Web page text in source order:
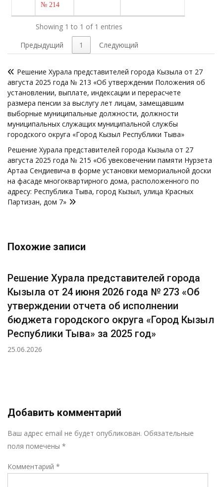
№ 214
Showing 1 to 1 of 1 entries
Предыдущий
1 Следующий
по
записям
Решение Хурала представителей города Кызыла от 27
августа 2025 года № 213 «Об утверждении Положения об
установлении, выплате, индексации и перерасчете
размера пенсии за выслугу лет лицам, замещавшим
выборные муниципальные должности, должности
муниципальных служащих муниципальной службы
городского округа «Город Кызыл Республики Тыва»
Решение Хурала представителей города Кызыла от 27
августа 2025 года № 215 «Об увековечении памяти Нурзета
Артаа Сендиевича в форме установки мемориальной доски
на фасаде многоквартирного дома, расположенного по
адресу: Республика Тыва, город Кызыл, улица Красных
Партизан, дом 7»
Похожие записи
Решение Хурала представителей города
Кызыла от 24 июня 2026 года № 273 «Об
утверждении отчета об исполнении
бюджета городского округа «Город Кызыл
Республики Тыва» за 2025 год»
25.06.2026
Добавить комментарий
Ваш адрес email не будет опубликован. Обязательные
поля помечены *
Комментарий *